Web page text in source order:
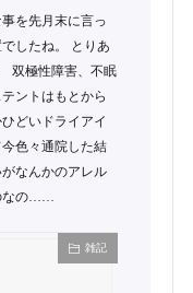
を先月末に言っ
したね。 とりあ
双極性障害、不眠
ントはもとから
どいドライアイ
色々通院した結
なんかのアレル
なの……
雑記